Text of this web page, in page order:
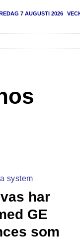
7 AUGUSTI 2026
system
har
GE
som